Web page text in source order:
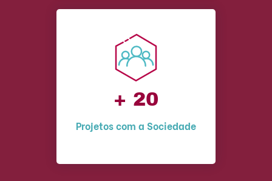
+ 20
Projetos com a Sociedade